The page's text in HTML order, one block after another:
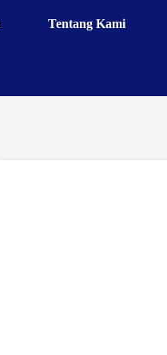
Tentang Kami